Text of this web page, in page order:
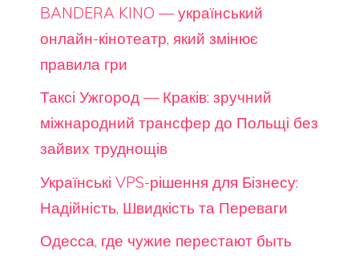
BANDERA KINO — український
онлайн-кінотеатр, який змінює
правила гри
Таксі Ужгород — Краків: зручний
міжнародний трансфер до Польщі без
зайвих труднощів
Українські VPS-рішення для Бізнесу:
Надійність, Швидкість та Переваги
Одесса, где чужие перестают быть